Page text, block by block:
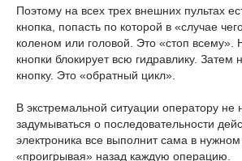
Поэтому на всех трех внешних пультах
кнопка, попасть по которой в «случае
коленом или головой. Это «стоп всему».
кнопки блокирует всю гидравлику. Затем
кнопку. Это «обратный цикл».
В экстремальной ситуации оператору не
задумываться о последовательности
электроника все выполнит сама в
«проигрывая» назад каждую операцию.